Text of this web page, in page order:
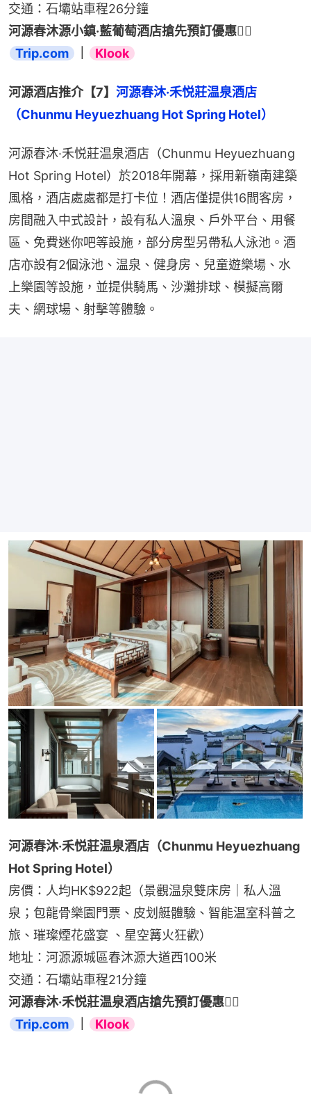
交通：石壩站車程26分鐘
Trip.com
Klook
河源酒店推介【7】 河源春沐·禾悦莊温泉酒店
（Chunmu Heyuezhuang Hot Spring Hotel）
河源春沐·禾悦莊温泉酒店（Chunmu Heyuezhuang
Hot Spring Hotel）於2018年開幕，採用新嶺南建築
風格，酒店處處都是打卡位！酒店僅提供16間客房，
房間融入中式設計，設有私人溫泉、戶外平台、用餐
區、免費迷你吧等設施，部分房型另帶私人泳池。酒
店亦設有2個泳池、温泉、健身房、兒童遊樂場、水
上樂園等設施，並提供騎馬、沙灘排球、模擬高爾
夫、網球場、射擊等體驗。
河源春沐·禾悦莊温泉酒店（Chunmu Heyuezhuang
Hot Spring Hotel）
房價：人均HK$922起（景觀温泉雙床房｜私人溫
泉；包龍骨樂園門票、皮划艇體驗、智能温室科普之
旅、璀璨煙花盛宴 、星空篝火狂歡）
地址：河源源城區春沐源大道西100米
交通：石壩站車程21分鐘
Trip.com
Klook